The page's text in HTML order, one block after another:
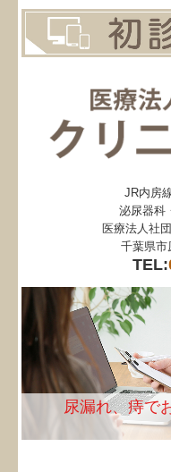
当院について
診療案内
前立腺癌について
施設、設備など
地図、交通案内
JR内房
泌尿器科
医療法人社
千葉県市
TEL:
尿漏れ、痔で